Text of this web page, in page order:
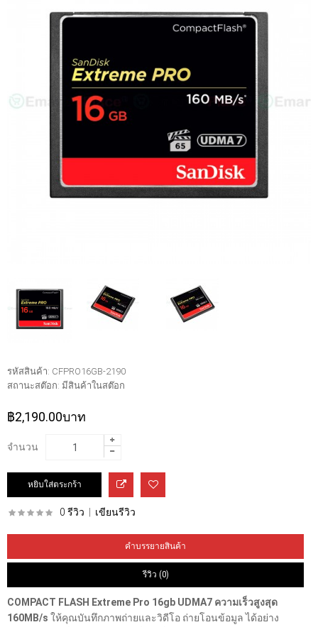
รหัสสินค้า: CFPRO16GB-2190
สถานะสต๊อก: มีสินค้าในสต๊อก
฿2,190.00บาท
จำนวน
0 รีวิว เขียนรีวิว
คำบรรยายสินค้า
รีวิว (0)
COMPACT FLASH Extreme Pro 16gb UDMA7 ความเร็วสูงสุด
160MB/s ให้คุณบันทึกภาพถ่ายและวิดีโอ ถ่ายโอนข้อมูล ได้อย่าง